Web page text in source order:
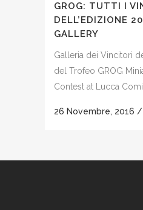
GROG: TUTTI I
DELL’EDIZIONE
GALLERY
Galleria dei Vincitori
del Trofeo GROG
Contest at Lucca
26 Novembre, 2016 /